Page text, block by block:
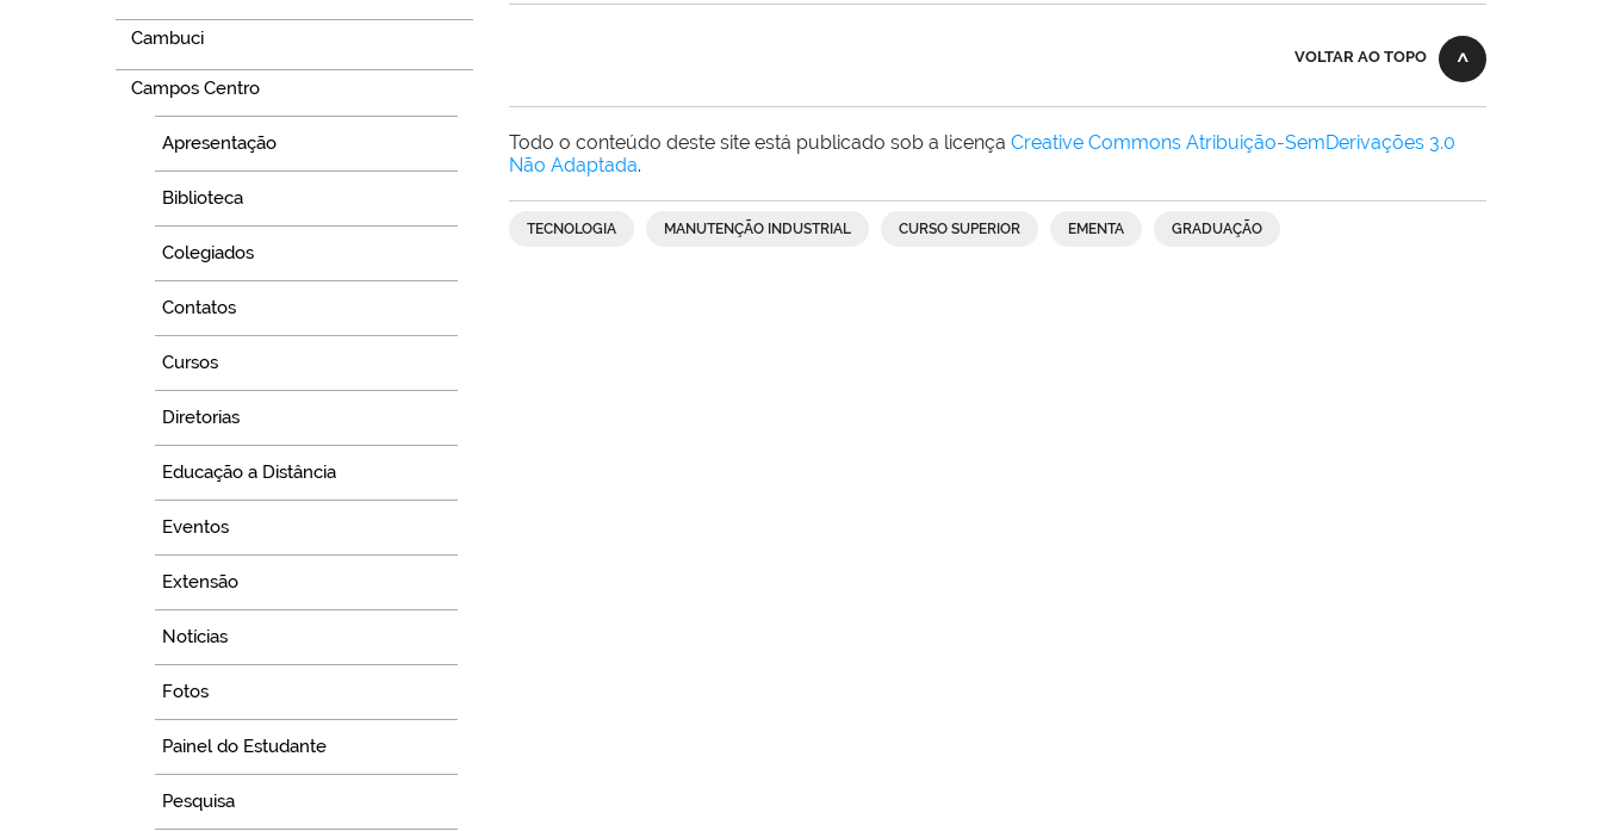
Cambuci
Campos Centro
Apresentação
Biblioteca
Colegiados
Contatos
Cursos
Diretorias
Educação a Distância
Eventos
Extensão
Notícias
Fotos
Painel do Estudante
Pesquisa
VOLTAR AO TOPO
Todo o conteúdo deste site está publicado sob a licença Creative Commons Atribuição-SemDerivações 3.0
Não Adaptada.
TECNOLOGIA MANUTENÇÃO INDUSTRIAL CURSO SUPERIOR EMENTA GRADUAÇÃO